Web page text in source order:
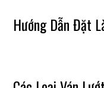
Hướng Dẫn Đặt